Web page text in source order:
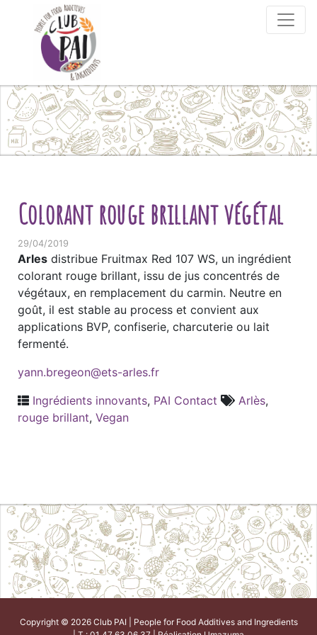
Skip to content
Colorant rouge brillant végétal
29/04/2019
Arles distribue Fruitmax Red 107 WS, un ingrédient
colorant rouge brillant, issu de jus concentrés de
végétaux, en remplacement du carmin. Neutre en
goût, il est stable au process et convient aux
applications BVP, confiserie, charcuterie ou lait
fermenté.
yann.bregeon@ets-arles.fr
Ingrédients innovants, PAI Contact Arlès,
rouge brillant, Vegan
Copyright © 2026 Club PAI | People for Food Additives and Ingredients